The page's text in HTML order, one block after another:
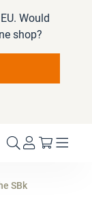
Would
shop?
Mein
SBk